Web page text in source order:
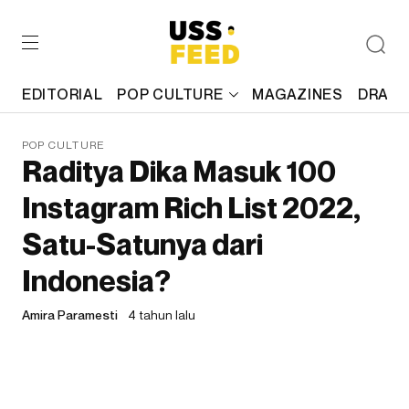
EDITORIAL POP CULTURE MAGAZINES
POP CULTURE
Raditya Dika Masuk 100
Instagram Rich List 2022,
Satu-Satunya dari
Indonesia?
Amira Paramesti 4 tahun lalu